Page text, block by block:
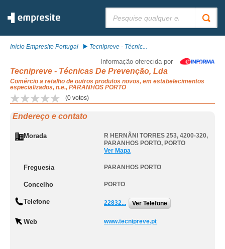
Início Empresite Portugal Tecnipreve - Técnic...
Informação oferecida por
Tecnipreve - Técnicas De Prevenção, Lda
Comércio a retalho de outros produtos novos, em estabelecimentos
especializados, n.e., PARANHOS PORTO
(0 votos)
Endereço e contato
Morada R HERNÂNI TORRES 253, 4200-320,
PARANHOS PORTO, PORTO
Ver Mapa
Freguesia PARANHOS PORTO
Concelho PORTO
Telefone 22832... Ver Telefone
Web www.tecnipreve.pt